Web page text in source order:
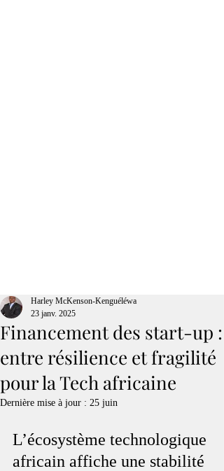
Financement des start-up :
entre résilience et fragilité
pour la Tech africaine
Harley McKenson-Kenguéléwa
23 janv. 2025
Dernière mise à jour : 25 juin
L’écosystème technologique
africain affiche une stabilité